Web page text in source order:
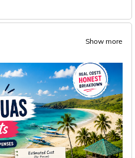
Show more